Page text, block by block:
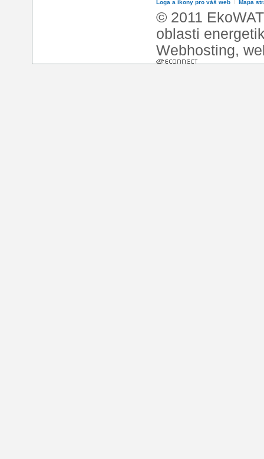
Loga a ikony pro váš web Mapa
© 2011
oblasti
Webhosting,